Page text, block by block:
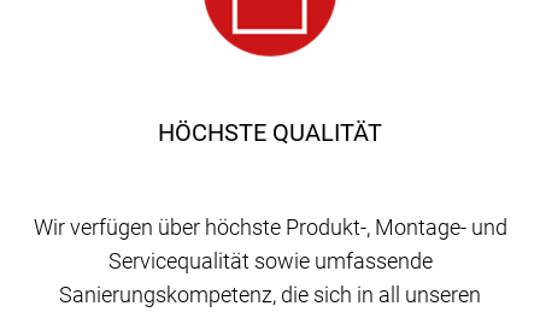
HÖCHSTE QUALITÄT
Wir verfügen über höchste Produkt-, Montage- und
Servicequalität sowie umfassende
Sanierungskompetenz, die sich in all unseren